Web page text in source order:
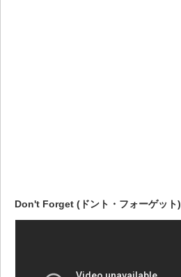
Don't Forget (ドント・フォーゲット)